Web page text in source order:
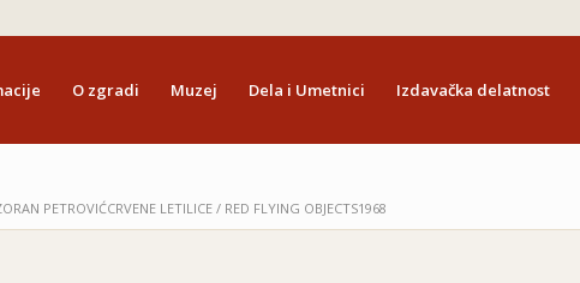
O zgradi Muzej Dela i Umetnici Izdavačka delatnost
PETROVIĆCRVENE LETILICE / RED FLYING OBJECTS1968